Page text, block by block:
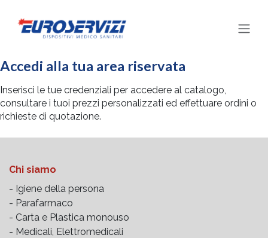
Accedi alla tua area riservata
Inserisci le tue credenziali per accedere al catalogo,
consultare i tuoi prezzi personalizzati ed effettuare ordini o
richieste di quotazione.
Chi siamo
- Igiene della persona
- Parafarmaco
- Carta e Plastica monouso
- Medicali, Elettromedicali